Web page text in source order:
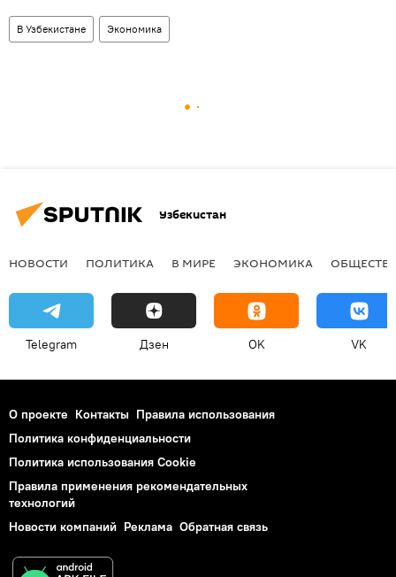
В Узбекистане Экономика
Узбекистан
НОВОСТИ ПОЛИТИКА В МИРЕ ЭКОНОМИКА
Telegram Дзен OK VK
О проекте Контакты Правила использования
Политика конфиденциальности
Политика использования Cookie
Правила применения рекомендательных
технологий
Новости компаний Реклама Обратная связь